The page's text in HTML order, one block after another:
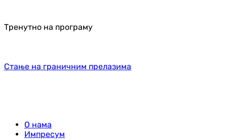
Тренутно на програму
Стање на граничним прелазима
О нама
Импресум